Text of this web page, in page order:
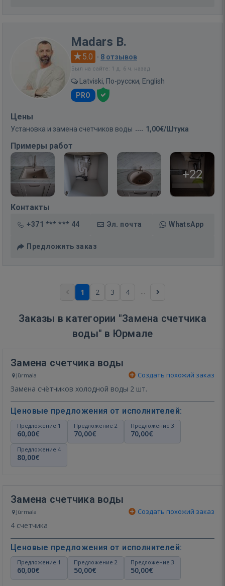
Madars B.
5.0 · 8 отзывов
Был на сайте: 1 д. 6 ч. назад
Latviski, По-русски, English
PRO
Цены
Установка и замена счетчиков воды 1,00€/Штука
Примеры работ
+22
Контакты
+371 *** *** 44 Эл. почта WhatsApp
Предложить заказ
1 2 3 4 ...
Заказы в категории "Замена счетчика
воды" в Юрмале
Замена счетчика воды
Jūrmala Создать похожий заказ
Замена счётчиков холодной воды 2 шт.
Ценовые предложения от исполнителей:
Предложение 1
60,00€
Предложение 2
70,00€
Предложение 3
70,00€
Предложение 4
80,00€
Замена счетчика воды
Jūrmala Создать похожий заказ
4 счетчика
Ценовые предложения от исполнителей:
Предложение 1
60,00€
Предложение 2
50,00€
Предложение 3
50,00€